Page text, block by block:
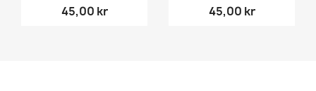
45,00 kr 45,00 kr